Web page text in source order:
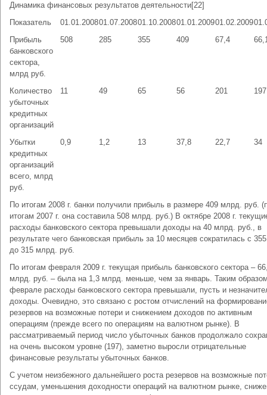
Динамика финансовых результатов деятельности[22]
Показатель
01.01.200801.07.200801.10.200801.01.200901.02.2009
Прибыль
банковского
сектора,
млрд руб.
508 285 355 409 67,4
Количество
убыточных
кредитных
организаций
11 49 65 56 201 197
Убытки
кредитных
организаций
всего, млрд
руб.
0,9 1,2 13 37,8 22,7 34
По итогам 2008 г. банки получили прибыль в размере 409 млрд. руб.
итогам 2007 г. она составила 508 млрд. руб.) В октябре 2008 г.
расходы банковского сектора превышали доходы на 40 млрд. руб., в
результате чего банковская прибыль за 10 месяцев сократилась с
до 315 млрд. руб.
По итогам февраля 2009 г. текущая прибыль банковского сектора –
млрд. руб. – была на 1,3 млрд. меньше, чем за январь. Таким
феврале расходы банковского сектора превышали, пусть и
доходы. Очевидно, это связано с ростом отчислений на
резервов на возможные потери и снижением доходов по активным
операциям (прежде всего по операциям на валютном рынке). В
рассматриваемый период число убыточных банков продолжало
на очень высоком уровне (197), заметно выросли отрицательные
финансовые результаты убыточных банков.
С учетом неизбежного дальнейшего роста резервов на возможные
ссудам, уменьшения доходности операций на валютном рынке,